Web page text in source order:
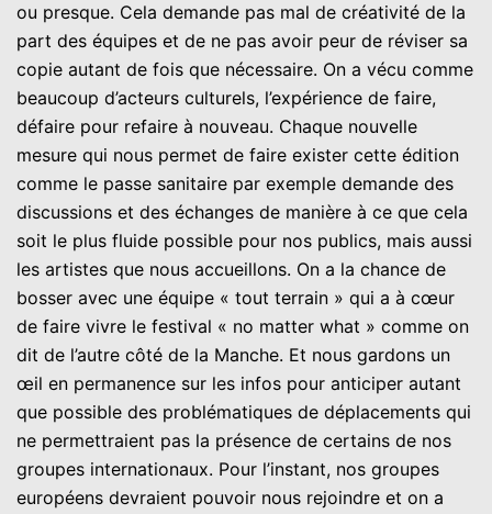
ou presque. Cela demande pas mal de créativité de la
part des équipes et de ne pas avoir peur de réviser sa
copie autant de fois que nécessaire. On a vécu comme
beaucoup d’acteurs culturels, l’expérience de faire,
défaire pour refaire à nouveau. Chaque nouvelle
mesure qui nous permet de faire exister cette édition
comme le passe sanitaire par exemple demande des
discussions et des échanges de manière à ce que cela
soit le plus fluide possible pour nos publics, mais aussi
les artistes que nous accueillons. On a la chance de
bosser avec une équipe « tout terrain » qui a à cœur
de faire vivre le festival « no matter what » comme on
dit de l’autre côté de la Manche. Et nous gardons un
œil en permanence sur les infos pour anticiper autant
que possible des problématiques de déplacements qui
ne permettraient pas la présence de certains de nos
groupes internationaux. Pour l’instant, nos groupes
européens devraient pouvoir nous rejoindre et on a